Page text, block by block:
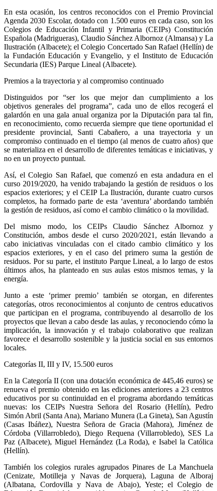
En esta ocasión, los centros reconocidos con el Premio Provincial
Agenda 2030 Escolar, dotado con 1.500 euros en cada caso, son los
Colegios de Educación Infantil y Primaria (CEIPs) Constitución
Española (Madrigueras), Claudio Sánchez Albornoz (Almansa) y La
Ilustración (Albacete); el Colegio Concertado San Rafael (Hellín) de
la Fundación Educación y Evangelio, y el Instituto de Educación
Secundaria (IES) Parque Lineal (Albacete).
Premios a la trayectoria y al compromiso continuado
Distinguidos por “ser los que mejor dan cumplimiento a los
objetivos generales del programa”, cada uno de ellos recogerá el
galardón en una gala anual organiza por la Diputación para tal fin,
en reconocimiento, como recuerda siempre que tiene oportunidad el
presidente provincial, Santi Cabañero, a una trayectoria y un
compromiso continuado en el tiempo (al menos de cuatro años) que
se materializa en el desarrollo de diferentes temáticas e iniciativas, y
no en un proyecto puntual.
Así, el Colegio San Rafael, que comenzó en esta andadura en el
curso 2019/2020, ha venido trabajando la gestión de residuos o los
espacios exteriores; y el CEIP La Ilustración, durante cuatro cursos
completos, ha formado parte de esta ‘aventura’ abordando también
la gestión de residuos, así como el cambio climático o la movilidad.
Del mismo modo, los CEIPs Claudio Sánchez Albornoz y
Constitución, ambos desde el curso 2020/2021, están llevando a
cabo iniciativas vinculadas con el citado cambio climático y los
espacios exteriores, y en el caso del primero suma la gestión de
residuos. Por su parte, el instituto Parque Lineal, a lo largo de estos
últimos años, ha planteado en sus aulas estos mismos temas, y la
energía.
Junto a este ‘primer premio’ también se otorgan, en diferentes
categorías, otros reconocimientos al conjunto de centros educativos
que participan en el programa, contribuyendo al desarrollo de los
proyectos que llevan a cabo desde las aulas, y reconociendo cómo la
implicación, la innovación y el trabajo colaborativo que realizan
favorece el desarrollo sostenible y la justicia social en sus entornos
locales.
Categorías II, III y IV, 15.500 euros
En la Categoría II (con una dotación económica de 445,46 euros) se
renueva el premio obtenido en las ediciones anteriores a 23 centros
educativos por su continuidad en el programa abordando temáticas
nuevas: los CEIPs Nuestra Señora del Rosario (Hellín), Pedro
Simón Abril (Santa Ana), Mariano Munera (La Gineta), San Agustín
(Casas Ibáñez), Nuestra Señora de Gracia (Mahora), Jiménez de
Córdoba (Villarrobledo), Diego Requena (Villarrobledo), SES La
Paz (Albacete), Miguel Hernández (La Roda), e Isabel la Católica
(Hellín).
También los colegios rurales agrupados Pinares de La Manchuela
(Cenizate, Motilleja y Navas de Jorquera), Laguna de Alboraj
(Albatana, Cordovilla y Nava de Abajo), Yeste; el Colegio de